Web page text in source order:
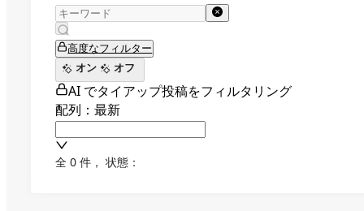
高度なフィルター
オン
オフ
AI でタイアップ投稿をフィルタリング
配列：最新
全 0 件 ， 状態：